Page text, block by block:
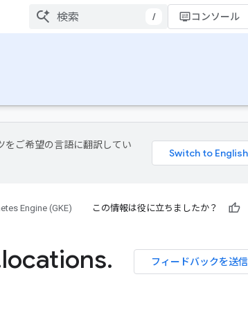
/ コンソール
をご希望の言語に翻訳してい
Engine (GKE)
この情報は役に立ちましたか？
フィードバックを送信
locations.